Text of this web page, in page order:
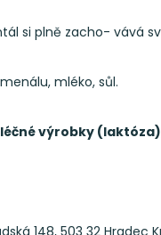
si plně zacho- vává
mléko, sůl.
výrobky
148, 503 32 Hradec